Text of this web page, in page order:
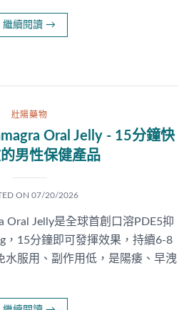
繼續閱讀 →
壯陽藥物
Oral Jelly - 15分鐘快
男性保健產品
ON 07/20/2026
Oral Jelly是全球首創口溶PDE5抑
，15分鐘即可發揮效果，持續6-8
水服用、副作用低，是陽痿、早洩